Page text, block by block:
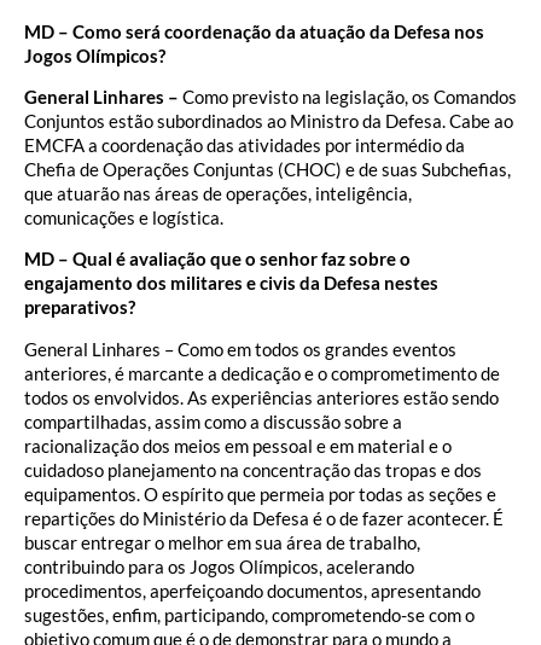
MD – Como será coordenação da atuação da Defesa nos
Jogos Olímpicos?
General Linhares – Como previsto na legislação, os Comandos
Conjuntos estão subordinados ao Ministro da Defesa. Cabe ao
EMCFA a coordenação das atividades por intermédio da
Chefia de Operações Conjuntas (CHOC) e de suas Subchefias,
que atuarão nas áreas de operações, inteligência,
comunicações e logística.
MD – Qual é avaliação que o senhor faz sobre o
engajamento dos militares e civis da Defesa nestes
preparativos?
General Linhares – Como em todos os grandes eventos
anteriores, é marcante a dedicação e o comprometimento de
todos os envolvidos. As experiências anteriores estão sendo
compartilhadas, assim como a discussão sobre a
racionalização dos meios em pessoal e em material e o
cuidadoso planejamento na concentração das tropas e dos
equipamentos. O espírito que permeia por todas as seções e
repartições do Ministério da Defesa é o de fazer acontecer. É
buscar entregar o melhor em sua área de trabalho,
contribuindo para os Jogos Olímpicos, acelerando
procedimentos, aperfeiçoando documentos, apresentando
sugestões, enfim, participando, comprometendo-se com o
objetivo comum que é o de demonstrar para o mundo a